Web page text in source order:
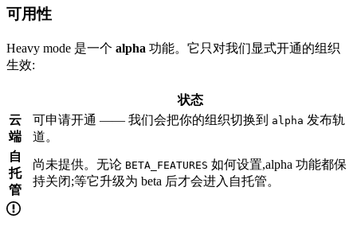
可用性
Heavy mode 是一个 alpha 功能。它只对我们显式开通的组织
生效:
状态
云
端
可申请开通 —— 我们会把你的组织切换到 alpha 发布轨
道。
自
托
管
尚未提供。无论 BETA_FEATURES 如何设置,alpha 功能都保
持关闭;等它升级为 beta 后才会进入自托管。